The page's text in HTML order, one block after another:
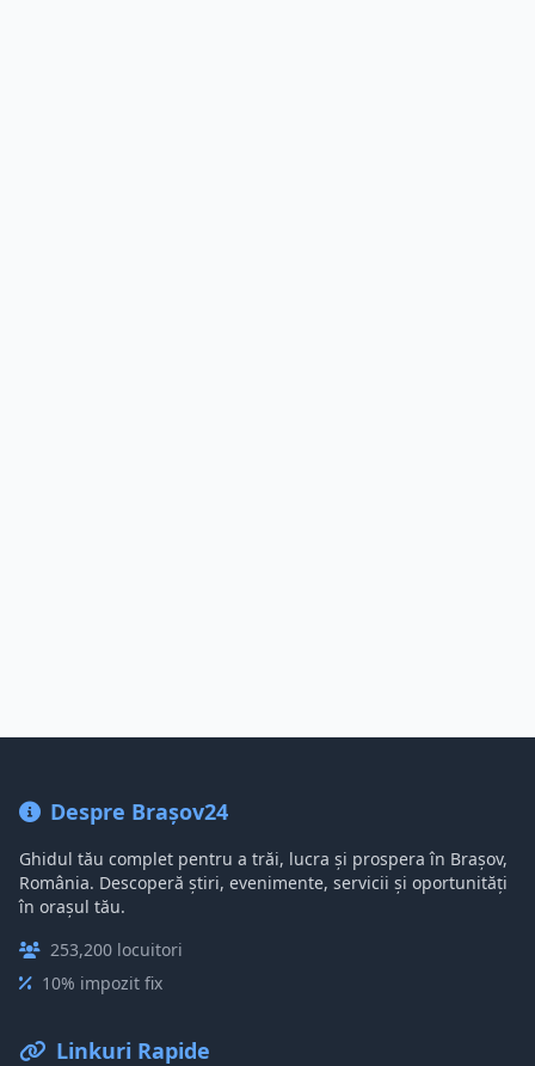
Despre Brașov24
Ghidul tău complet pentru a trăi, lucra și prospera în Brașov,
România. Descoperă știri, evenimente, servicii și oportunități
în orașul tău.
253,200 locuitori
10% impozit fix
Linkuri Rapide